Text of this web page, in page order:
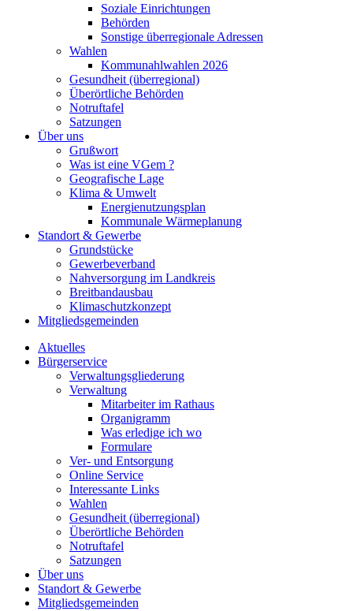
Soziale Einrichtungen
Behörden
Sonstige überregionale Adressen
Wahlen
Kommunahlwahlen 2026
Gesundheit (überregional)
Überörtliche Behörden
Notruftafel
Satzungen
Über uns
Grußwort
Was ist eine VGem ?
Geografische Lage
Klima & Umwelt
Energienutzungsplan
Kommunale Wärmeplanung
Standort & Gewerbe
Grundstücke
Gewerbeverband
Nahversorgung im Landkreis
Breitbandausbau
Klimaschutzkonzept
Mitgliedsgemeinden
Aktuelles
Bürgerservice
Verwaltungsgliederung
Verwaltung
Mitarbeiter im Rathaus
Organigramm
Was erledige ich wo
Formulare
Ver- und Entsorgung
Online Service
Interessante Links
Wahlen
Gesundheit (überregional)
Überörtliche Behörden
Notruftafel
Satzungen
Über uns
Standort & Gewerbe
Mitgliedsgemeinden